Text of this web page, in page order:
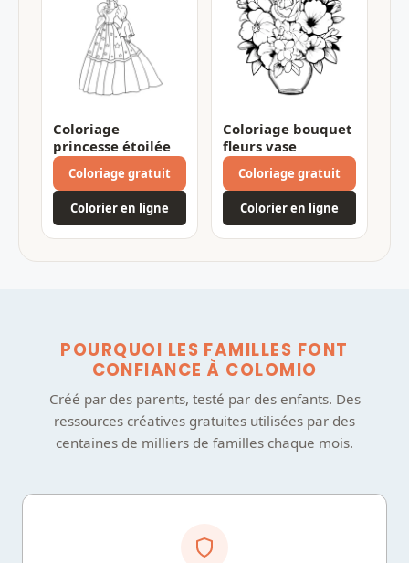
Coloriage
princesse étoilée
Coloriage gratuit
Colorier en ligne
Coloriage bouquet
fleurs vase
Coloriage gratuit
Colorier en ligne
POURQUOI LES FAMILLES FONT
CONFIANCE À COLOMIO
Créé par des parents, testé par des enfants. Des
ressources créatives gratuites utilisées par des
centaines de milliers de familles chaque mois.